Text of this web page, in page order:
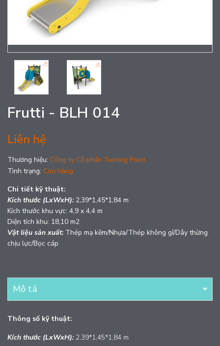
Frutti - BLH 014
Liên hệ
Thương hiệu: Công ty Cổ phần Turning Point
Tình trạng: Còn hàng
Chi tiết kỹ thuật:
Kích thước (LxWxH):2,39*1,45*1,84 m
Kích thước khu vực: 4,9 x 4,4 m
Diện tích khu: 18,10 m2
Vật liệu sản xuất: Thép mạ kẽm/Nhựa/Thép không gỉ/Dây thừng
chịu lực/Bọc cáp
Mô tả
Thông số kỹ thuật:
Kích thước (LxWxH): 2,39*1,45*1,84 m